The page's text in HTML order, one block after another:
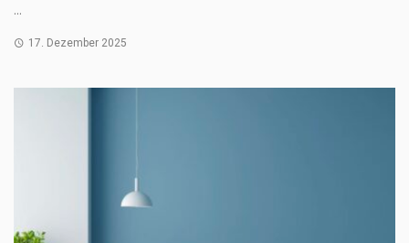
...
17. Dezember 2025